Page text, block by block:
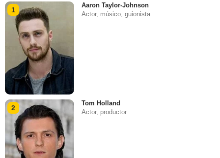
1
Aaron Taylor-Johnson
Actor, músico, guionista
2
Tom Holland
Actor, productor